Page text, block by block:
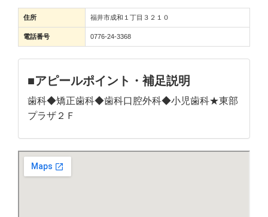
住所 福井市成和１丁目３２１０
電話番号 0776-24-3368
■アピールポイント・補足説明
歯科◆矯正歯科◆歯科口腔外科◆小児歯科★東部
プラザ２Ｆ